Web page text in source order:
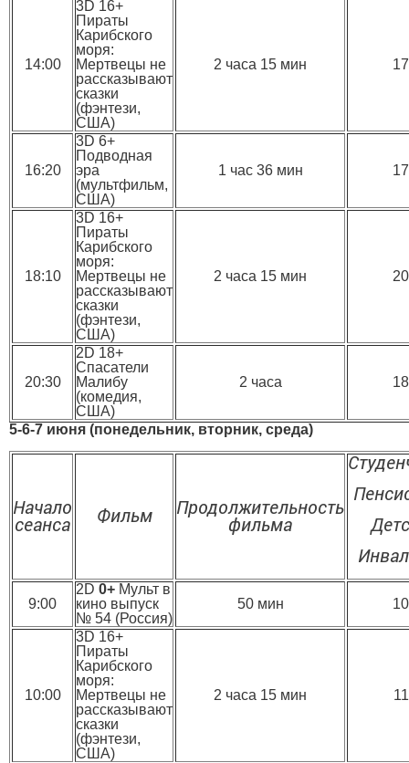
14:00
3D 16+
Пираты
Карибского
моря:
Мертвецы не
рассказывают
сказки
(фэнтези,
США)
2 часа 15 мин
16:20
3D 6+
Подводная
эра
(мультфильм,
США)
1 час 36 мин
18:10
3D 16+
Пираты
Карибского
моря:
Мертвецы не
рассказывают
сказки
(фэнтези,
США)
2 часа 15 мин
20:30
2D 18+
Спасатели
Малибу
(комедия,
США)
2 часа
5-6-7 июня (понедельник, вторник, среда)
Начало
сеанса Фильм Продолжительность
фильма
9:00
2D 0+ Мульт в
кино выпуск
№ 54 (Россия)
50 мин
10:00
3D 16+
Пираты
Карибского
моря:
Мертвецы не
рассказывают
сказки
(фэнтези,
США)
2 часа 15 мин